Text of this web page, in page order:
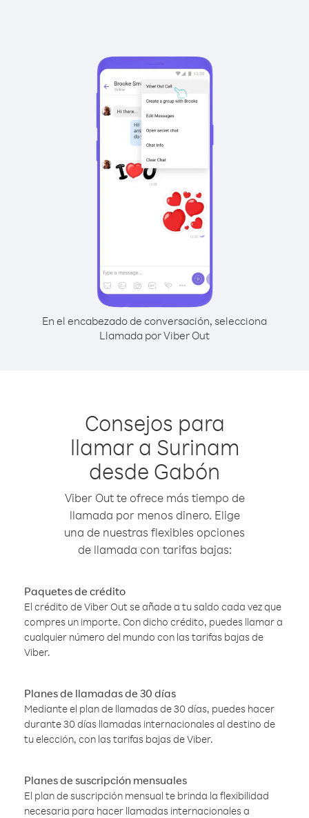
En el encabezado de conversación, selecciona
Llamada por Viber Out
Consejos para
llamar a Surinam
desde Gabón
Viber Out te ofrece más tiempo de
llamada por menos dinero. Elige
una de nuestras flexibles opciones
de llamada con tarifas bajas:
Paquetes de crédito
El crédito de Viber Out se añade a tu saldo cada vez que
compres un importe. Con dicho crédito, puedes llamar a
cualquier número del mundo con las tarifas bajas de
Viber.
Planes de llamadas de 30 días
Mediante el plan de llamadas de 30 días, puedes hacer
durante 30 días llamadas internacionales al destino de
tu elección, con las tarifas bajas de Viber.
Planes de suscripción mensuales
El plan de suscripción mensual te brinda la flexibilidad
necesaria para hacer llamadas internacionales a